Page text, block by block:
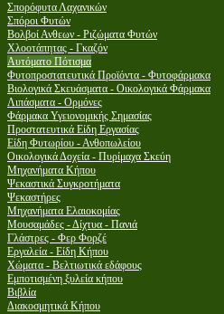
Σπορόφυτα Λαχανικών
Σπόροι Φυτών
Βολβοί Ανθεων - Ριζώματα Φυτών
Χλοοτάπητας - Γκαζόν
Αυτόματο Πότισμα
Φυτοπροστατευτικά Προϊόντα - Φυτοφάρμακα
Βιολογικά Σκευάσματα - Οικολογικά Φάρμακα
Λιπάσματα - Ορμόνες
Φάρμακα Υγειονομικής Σημασίας
Προστατευτικά Είδη Εργασίας
Είδη Φυτωρίου - Ανθοπωλείου
Οικολογικά Δοχεία - Πυρίμαχα Σκεύη
Μηχανήματα Κήπου
Ψεκαστικά Συγκροτήματα
Ψεκαστήρες
Μηχανήματα Ελαιοκομίας
Μουσαμάδες - Δίχτυα - Πανιά
Γλάστρες - Φερ Φορζέ
Εργαλεία - Είδη Κήπου
Χώματα - Βελτιωτικά εδάφους
Εμποτισμένη ξυλεία κήπου
Βιβλία
Διακοσμητικά Κήπου